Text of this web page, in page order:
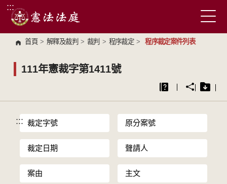
跳到主要內容區塊
:::
首頁 > 解釋及裁判 > 裁判 > 程序裁定 > 程序裁定案件列表
111年憲裁字第1411號
::: 裁定字號 原分案號
裁定日期 聲請人
案由 主文